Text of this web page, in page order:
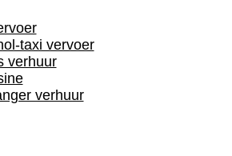
taxi vervoer
verhuur
verhuur